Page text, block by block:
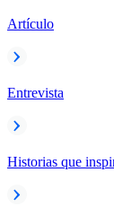
Artículo
Entrevista
Historias que